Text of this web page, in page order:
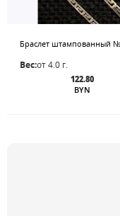
Вес:от 4.0 г.
122.80
BYN